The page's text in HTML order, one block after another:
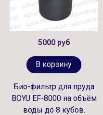
5000 руб
В корзину
Био-фильтр для пруда
BOYU EF-8000 на объём
воды до 8 кубов.